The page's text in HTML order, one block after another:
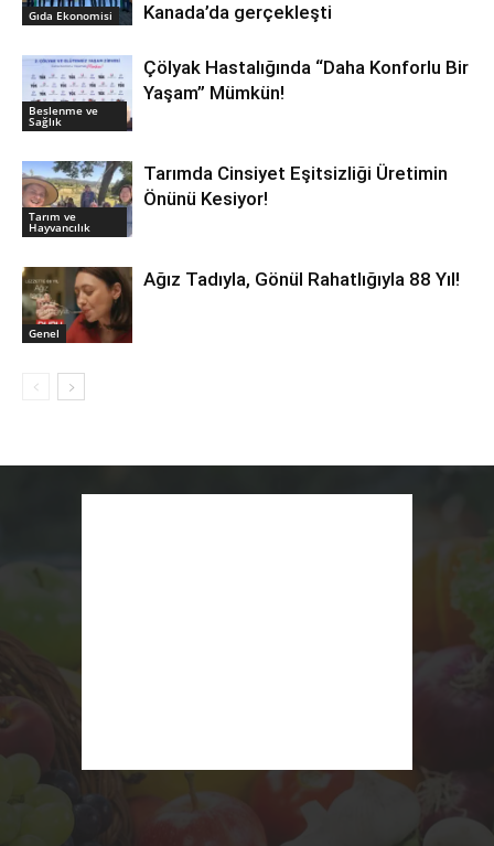
Gıda Ekonomisi
Kanada’da gerçekleşti
Beslenme ve
Sağlık
Çölyak Hastalığında “Daha Konforlu Bir
Yaşam” Mümkün!
Tarım ve
Hayvancılık
Tarımda Cinsiyet Eşitsizliği Üretimin
Önünü Kesiyor!
Genel
Ağız Tadıyla, Gönül Rahatlığıyla 88 Yıl!